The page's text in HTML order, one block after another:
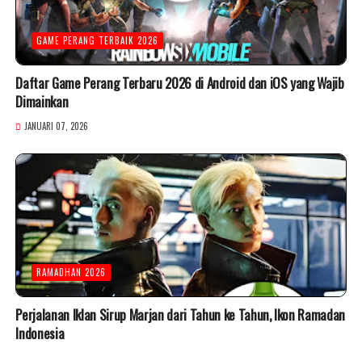
GAME PERANG TERBAIK 2026
Daftar Game Perang Terbaru 2026 di Android dan iOS yang Wajib
Dimainkan
JANUARI 07, 2026
RAMADHAN 2026
Perjalanan Iklan Sirup Marjan dari Tahun ke Tahun, Ikon Ramadan
Indonesia